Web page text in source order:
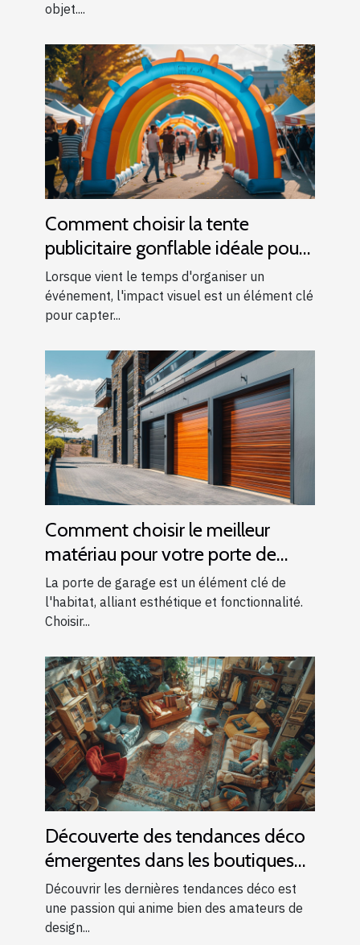
objet....
Comment choisir la tente
publicitaire gonflable idéale pour
vos événements
Lorsque vient le temps d'organiser un
événement, l'impact visuel est un élément clé
pour capter...
Comment choisir le meilleur
matériau pour votre porte de
garage
La porte de garage est un élément clé de
l'habitat, alliant esthétique et fonctionnalité.
Choisir...
Découverte des tendances déco
émergentes dans les boutiques
locales
Découvrir les dernières tendances déco est
une passion qui anime bien des amateurs de
design...